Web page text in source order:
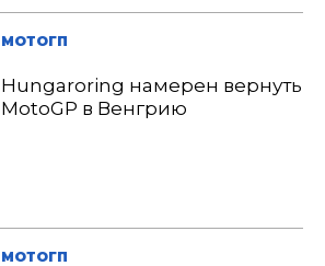
МОТОГП
Hungaroring намерен вернуть
MotoGP в Венгрию
МОТОГП